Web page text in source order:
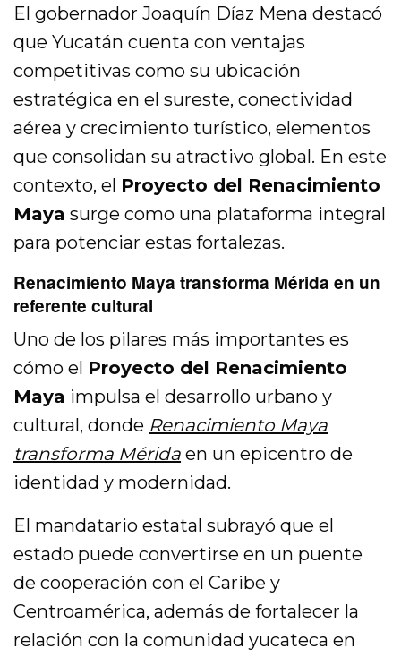
El gobernadorJoaquín Díaz Mena destacó
que Yucatán cuenta con ventajas
competitivas como su ubicación
estratégica en el sureste, conectividad
aérea y crecimiento turístico, elementos
que consolidan su atractivo global. En este
contexto, el Proyecto del Renacimiento
Maya surge como una plataforma integral
para potenciar estas fortalezas.
Renacimiento Maya transforma Mérida en un
referente cultural
Uno de los pilares más importantes es
cómo el Proyecto del Renacimiento
Maya impulsa el desarrollo urbano y
cultural, donde Renacimiento Maya
transforma Mérida en un epicentro de
identidad y modernidad.
El mandatario estatal subrayó que el
estado puede convertirse en un puente
de cooperación con el Caribe y
Centroamérica, además de fortalecer la
relación con la comunidad yucateca en